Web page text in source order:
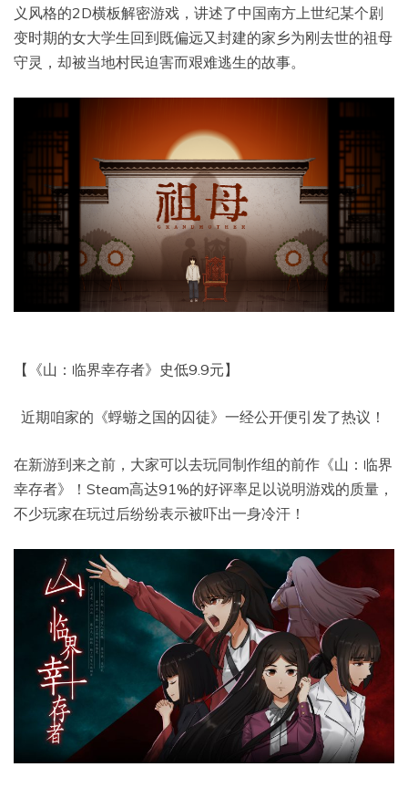
义风格的2D横板解密游戏，讲述了中国南方上世纪某个剧
变时期的女大学生回到既偏远又封建的家乡为刚去世的祖母
守灵，却被当地村民迫害而艰难逃生的故事。
【《山：临界幸存者》史低9.9元】
近期咱家的《蜉蝣之国的囚徒》一经公开便引发了热议！
在新游到来之前，大家可以去玩同制作组的前作《山：临界
幸存者》！Steam高达91%的好评率足以说明游戏的质量，
不少玩家在玩过后纷纷表示被吓出一身冷汗！